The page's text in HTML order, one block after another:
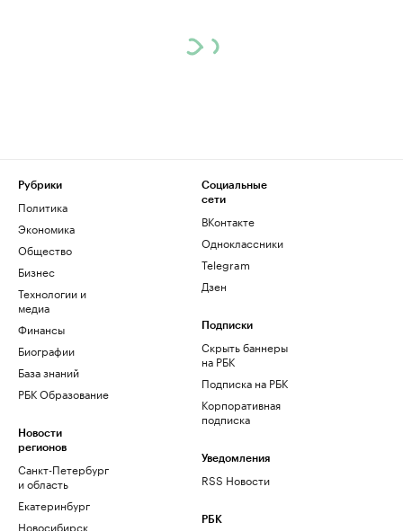
Рубрики
Политика
Экономика
Общество
Бизнес
Технологии и
медиа
Финансы
Биографии
База знаний
РБК Образование
Новости
регионов
Санкт-Петербург
и область
Екатеринбург
Новосибирск
Социальные
сети
ВКонтакте
Одноклассники
Telegram
Дзен
Подписки
Скрыть баннеры
на РБК
Подписка на РБК
Корпоративная
подписка
Уведомления
RSS Новости
РБК